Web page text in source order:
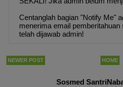
Centanglah bagian "Notify Me"
menerima email
telah dijawab admin!
NEWER POST HOME
Sosmed